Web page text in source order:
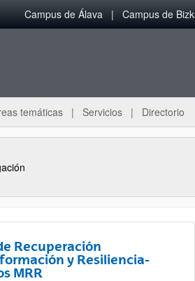
Campus de Álava Campus de
temáticas Servicios Directorio
Recuperación
y Resiliencia-
MRR